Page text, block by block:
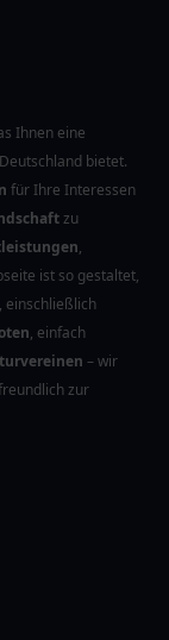
Ihnen eine
bietet.
für Ihre Interessen
zu
,
ist so gestaltet,
, einschließlich
, einfach
– wir
zur